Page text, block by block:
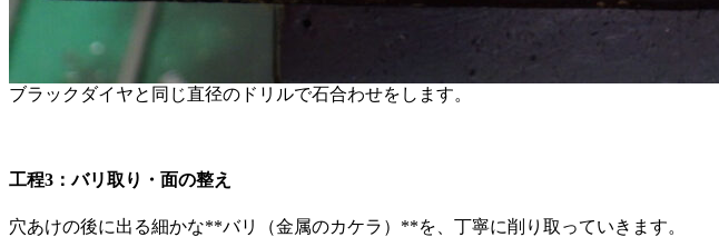
ブラックダイヤと同じ直径のドリルで石合わせをします。
工程3：バリ取り・面の整え
穴あけの後に出る細かな**バリ（金属のカケラ）**を、丁寧に削り取っていきます。